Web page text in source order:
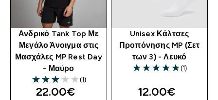
Ανδρικό Tank Top Με
Μεγάλο Άνοιγμα στις
Μασχάλες MP Rest Day
- Μαύρο
3 out of 5 stars
(1)
22.00€‎
Unisex Κάλτσες
Προπόνησης MP (Σετ
των 3) - Λευκό
5 out of 5 stars
(1)
12.00€‎